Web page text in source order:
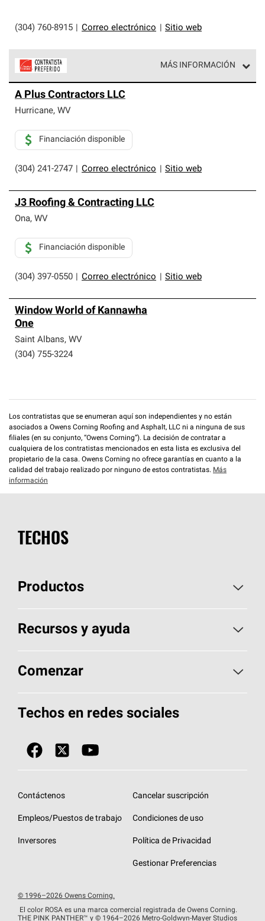
(304) 760-8915 Correo electrónico Sitio web
MÁS INFORMACIÓN
parte de una red exclusiva de profesionales de techos
que cumplen con altos estándares y requisitos estrictos
A Plus Contractors LLC
Hurricane, WV
(304) 241-2747 Correo electrónico Sitio web
Financiación disponible
J3 Roofing & Contracting LLC
Ona, WV
(304) 397-0550 Correo electrónico Sitio web
Financiación disponible
Window World of Kannawha
One
Saint Albans, WV
(304) 755-3224
Los contratistas que se enumeran aquí son independientes y no están
asociados a Owens Corning Roofing and Asphalt, LLC ni a ninguna de sus
filiales (en su conjunto, “Owens Corning”). La decisión de contratar a
cualquiera de los contratistas mencionados en esta lista es exclusiva del
propietario de la casa. Owens Corning no ofrece garantías en cuanto a la
calidad del trabajo realizado por ninguno de estos contratistas. Más
información
TECHOS
Productos
Elija sus tejas
Encuentre un contratista
Componentes para techos
Tecnología SureNail®
Garantías de techos
Recursos y ayuda
Aspectos básicos sobre techos
Herramientas de diseño y color
Únase a la red de contratistas de techos
Diseño en el techo
Eventos para contratistas
Comenzar
Llame al 1-800-GET-PINK®
Encuentre una tienda o encuentre un
Financiamiento de techos
Techos en redes sociales
Contáctenos
Empleos/Puestos de trabajo
Inversores
Cancelar suscripción
Condiciones de uso
Política de Privacidad
Gestionar Preferencias
© 1996–2026 Owens Corning.
El color ROSA es una marca comercial registrada de Owens Corning.
THE PINK PANTHER™ y © 1964–2026 Metro-Goldwyn-Mayer Studios